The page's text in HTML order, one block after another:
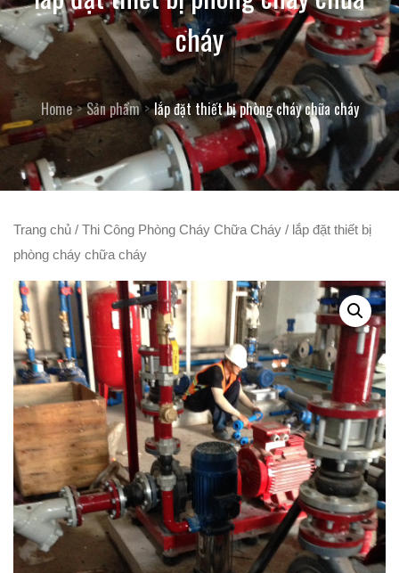
cháy
Home Sản phẩm lắp đặt thiết bị phòng cháy chữa cháy
Trang chủ / Thi Công Phòng Cháy Chữa Cháy / lắp đặt thiết bị
phòng cháy chữa cháy